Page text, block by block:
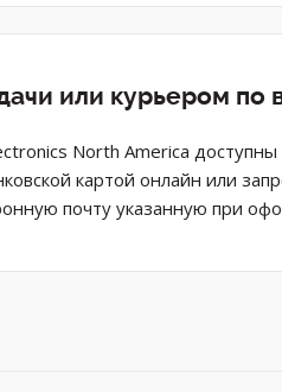
или курьером по
North America
картой онлайн или
почту указанную при